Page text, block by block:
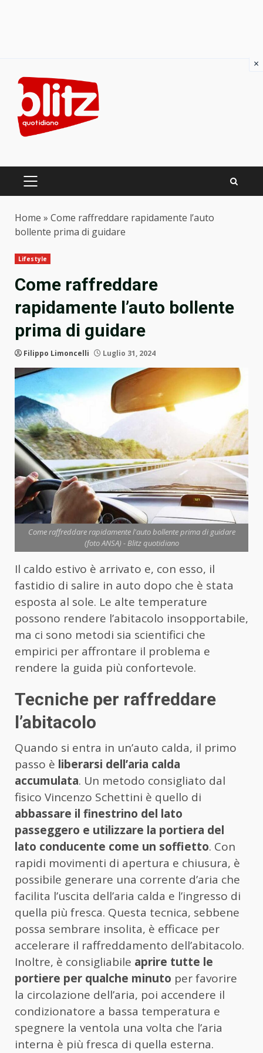
content
PRIMARY
Home » Come raffreddare rapidamente l’auto
bollente prima di guidare
Lifestyle
Come raffreddare
rapidamente l’auto bollente
prima di guidare
Filippo Limoncelli Luglio 31, 2024
Come raffreddare rapidamente l'auto bollente prima di guidare
(foto ANSA) - Blitz quotidiano
Il caldo estivo è arrivato e, con esso, il
fastidio di salire in auto dopo che è stata
esposta al sole. Le alte temperature
possono rendere l’abitacolo insopportabile,
ma ci sono metodi sia scientifici che
empirici per affrontare il problema e
rendere la guida più confortevole.
Tecniche per raffreddare
l’abitacolo
Quando si entra in un’auto calda, il primo
passo è liberarsi dell’aria calda
accumulata. Un metodo consigliato dal
fisico Vincenzo Schettini è quello di
abbassare il finestrino del lato
passeggero e utilizzare la portiera del
lato conducente come un soffietto. Con
rapidi movimenti di apertura e chiusura, è
possibile generare una corrente d’aria che
facilita l’uscita dell’aria calda e l’ingresso di
quella più fresca. Questa tecnica, sebbene
possa sembrare insolita, è efficace per
accelerare il raffreddamento dell’abitacolo.
Inoltre, è consigliabile aprire tutte le
portiere per qualche minuto per favorire
la circolazione dell’aria, poi accendere il
condizionatore a bassa temperatura e
spegnere la ventola una volta che l’aria
interna è più fresca di quella esterna.
×